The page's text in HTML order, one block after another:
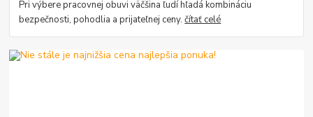
Pri výbere pracovnej obuvi väčšina ľudí hľadá kombináciu
bezpečnosti, pohodlia a prijateľnej ceny.čítať celé